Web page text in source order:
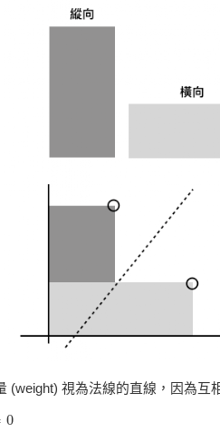
(weight) 視為法線的直線，因為互
0